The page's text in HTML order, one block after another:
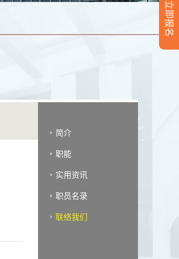
立即报名
简介
职能
实用资讯
职员名录
联络我们